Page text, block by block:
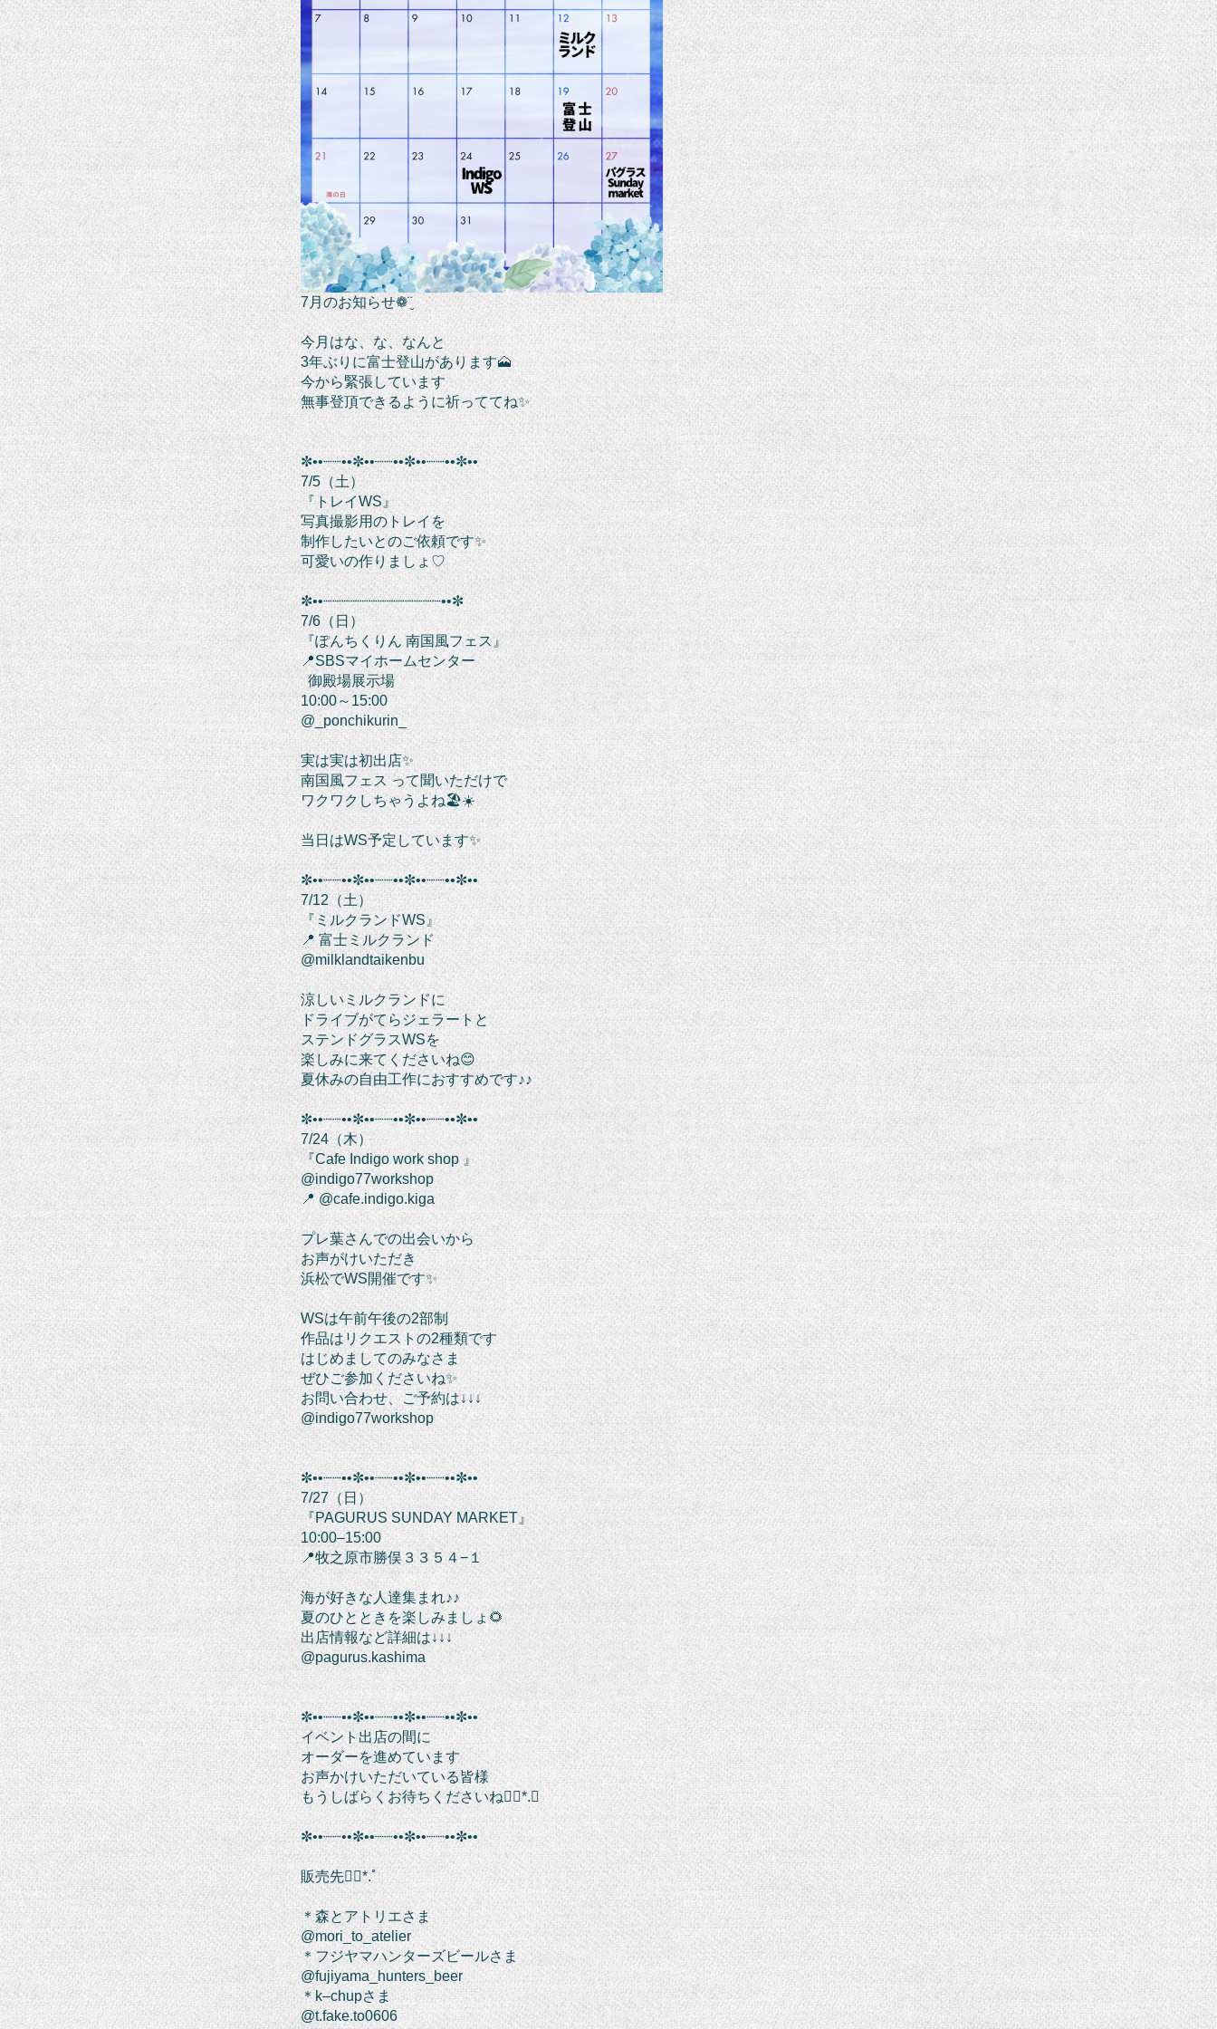
7月のお知らせ❁¨̮
今月はな、な、なんと
3年ぶりに富士登山があります🗻
今から緊張しています
無事登頂できるように祈っててね✨
✼••┈┈••✼••┈┈••✼••┈┈••✼••
7/5（土）
『トレイWS』
写真撮影用のトレイを
制作したいとのご依頼です✨
可愛いの作りましょ♡
✼••┈┈┈┈┈┈┈┈┈┈┈┈┈••✼
7/6（日）
『ぽんちくりん 南国風フェス』
📍SBSマイホームセンター
御殿場展示場
10:00～15:00
@_ponchikurin_
実は実は初出店✨
南国風フェス って聞いただけで
ワクワクしちゃうよね🏖☀️
当日はWS予定しています✨
✼••┈┈••✼••┈┈••✼••┈┈••✼••
7/12（土）
『ミルクランドWS』
📍 富士ミルクランド
@milklandtaikenbu
涼しいミルクランドに
ドライブがてらジェラートと
ステンドグラスWSを
楽しみに来てくださいね😊
夏休みの自由工作におすすめです♪♪
✼••┈┈••✼••┈┈••✼••┈┈••✼••
7/24（木）
『Cafe Indigo work shop 』
@indigo77workshop
📍 @cafe.indigo.kiga
プレ葉さんでの出会いから
お声がけいただき
浜松でWS開催です✨
WSは午前午後の2部制
作品はリクエストの2種類です
はじめましてのみなさま
ぜひご参加くださいね✨
お問い合わせ、ご予約は↓↓↓
@indigo77workshop
✼••┈┈••✼••┈┈••✼••┈┈••✼••
7/27（日）
『PAGURUS SUNDAY MARKET』
10:00–15:00
📍牧之原市勝俣３３５４−１
海が好きな人達集まれ♪♪
夏のひとときを楽しみましょ🌻
出店情報など詳細は↓↓↓
@pagurus.kashima
✼••┈┈••✼••┈┈••✼••┈┈••✼••
イベント出店の間に
オーダーを進めています
お声かけいただいている皆様
もうしばらくお待ちくださいね❁⃘*.ﾟ
✼••┈┈••✼••┈┈••✼••┈┈••✼••
販売先❁⃘*.ﾟ
＊森とアトリエさま
@mori_to_atelier
＊フジヤマハンターズビールさま
@fujiyama_hunters_beer
＊k–chupさま
@t.fake.to0606